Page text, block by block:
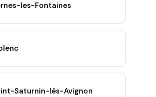
les-Fontaines
Saturnin-lès-Avignon